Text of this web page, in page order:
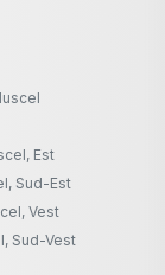
Est
Sud-Est
Vest
Sud-Vest